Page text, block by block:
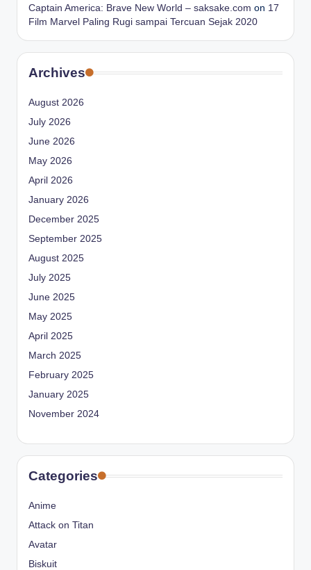
Captain America: Brave New World – saksake.com on 17
Film Marvel Paling Rugi sampai Tercuan Sejak 2020
Archives
August 2026
July 2026
June 2026
May 2026
April 2026
January 2026
December 2025
September 2025
August 2025
July 2025
June 2025
May 2025
April 2025
March 2025
February 2025
January 2025
November 2024
Categories
Anime
Attack on Titan
Avatar
Biskuit